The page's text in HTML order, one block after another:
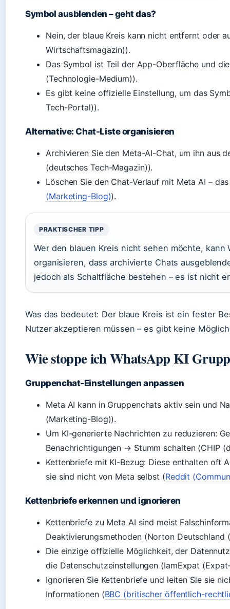
Symbol ausblenden – geht das?
Nein, der blaue Kreis kann nicht entfernt oder
Wirtschaftsmagazin)).
Das Symbol ist Teil der App-Oberfläche und
(Technologie-Medium)).
Es gibt keine offizielle Einstellung, um das
Tech-Portal)).
Alternative: Chat-Liste organisieren
Archivieren Sie den Meta-AI-Chat, um ihn aus
(deutsches Tech-Magazin)).
Löschen Sie den Chat-Verlauf mit Meta AI –
(Marketing-Blog)).
PRAKTISCHER TIPP
Wer den blauen Kreis nicht sehen möchte,
organisieren, dass archivierte Chats
jedoch als Schaltfläche bestehen – es ist nicht
Was das bedeutet: Der blaue Kreis ist ein fester
Nutzer akzeptieren müssen – es gibt keine
Wie stoppe ich WhatsApp KI
Gruppenchat-Einstellungen anpassen
Meta AI kann in Gruppenchats aktiv sein und
(Marketing-Blog)).
Um KI-generierte Nachrichten zu reduzieren:
Benachrichtigungen → Stumm schalten (CHIP
Kettenbriefe mit KI-Bezug: Diese enthalten oft
sie sind nicht von Meta selbst (Reddit
Kettenbriefe erkennen und ignorieren
Kettenbriefe zu Meta AI sind meist
Deaktivierungsmethoden (Norton Deutschland
Die einzige offizielle Möglichkeit, der
die Datenschutzeinstellungen (IamExpat
Ignorieren Sie Kettenbriefe und leiten Sie sie
Informationen (BBC (britischer öffentlich-